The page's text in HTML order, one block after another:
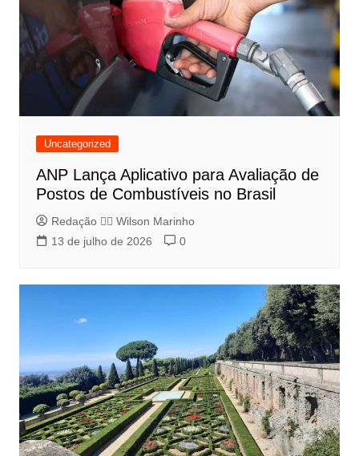
Uncategorized
ANP Lança Aplicativo para Avaliação de
Postos de Combustíveis no Brasil
Redação 👨‍⚖️​ Wilson Marinho
13 de julho de 2026
0